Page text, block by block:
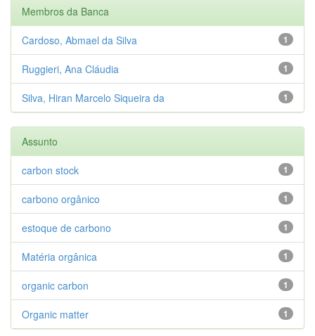
Membros da Banca
1
Cardoso, Abmael da Silva
1
Ruggieri, Ana Cláudia
1
Silva, Hiran Marcelo Siqueira da
Assunto
1
carbon stock
1
carbono orgânico
1
estoque de carbono
1
Matéria orgânica
1
organic carbon
1
Organic matter